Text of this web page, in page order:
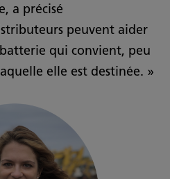
a précisé
peuvent aider
qui convient, peu
elle est destinée. »